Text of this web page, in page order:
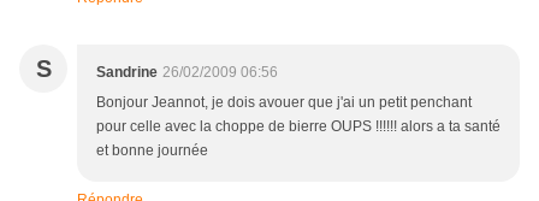
S Sandrine 26/02/2009 06:56
Bonjour Jeannot, je dois avouer que j'ai un petit penchant
pour celle avec la choppe de bierre OUPS !!!!!! alors a ta santé
et bonne journée